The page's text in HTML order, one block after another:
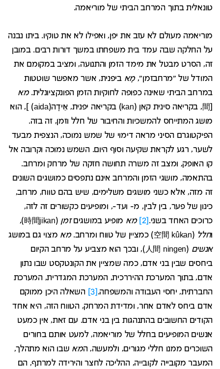
טונאלית בתוך המרחב הביתי של מוריאמה.
מוריאמה מעולם לא עזב את יפן, ואפילו לא את טוקיו. ביתו נבנה
על החלקה שבה עמד בית משפחתו במשך דורות רבים. במובן
זה, הסרט מבטל את מימד הזמן והתנועה, ומציב במקומם את
המודל של "מרחבזמן",מָא ביפנית, אשר מאפשר שוטטות
במרחב הביתי שאינה כפופה לחוקיות הזמן הפונקציונלית.מא
[間, בקריאה סינית קאן (kan) בקריאה יפנית, אַידָה(aida) ], הוא
מושג המתייחס להמשכיות והחיבור של חלל וזמן, זה בזה.
הפיקטוגרם הסיני מראה דימוי של שמש נמוכה, הנצפית מבעד
לשער, רגע לקראת שקיעה וסוף היום. השמש נמוכה וקרובה אל
קו האופק, ומצב זה משרה תחושה חזקה של מרחק ומרחב.
בהתאמה, מושגי הזמן והמרחב אינם נתפסים כמושגים השונים
זה מזה, אלא כשני מושגים משלימים, שיש בהם טווח, מרחב,
כינון של פער, בין לבין, מ- ועד-, ומופיעים כקשורים זה לזה,
כרוכים האחד בשני. [2] מא מופיע במושגיםזמן
(時間jikan),
וחלל (空間 kûkan) כמציין של טווח ומרחב. מא מצוי גם במושג
אנשים
(人間 ningen), ובכך הוא מצביע על מרחב הקיום
ביחסים שבין בני אדם, כמה שמציין את הקונטקסט שבו נתון
אדם, בתוך המערכת ההיררכית, המערכת המגדרית, המערכת
החברתית, יחסי העבודה והמשפחה. [3]
השאלה היכן ממוקם
אדם ביחס לאדם אחר, ומדידת המרחק, הטווח הזה, היא אחד
הקודים החשובים בהתנהגות בין בני אדם. עם זאת, אין כמעט
אנשים המופיעים בחלל של מוריאמה, למעט אותם בחורים
השוכרים ממנו חללי מגורים, ולמעשה, המא שבו הוא מתהלך,
המעבר מקובייה לקובייה, ההליכה לחצר והירידה למרתף, הם